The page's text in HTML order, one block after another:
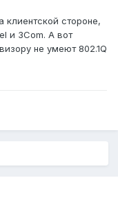
клиентской стороне,
и 3Com. А вот
не умеют 802.1Q